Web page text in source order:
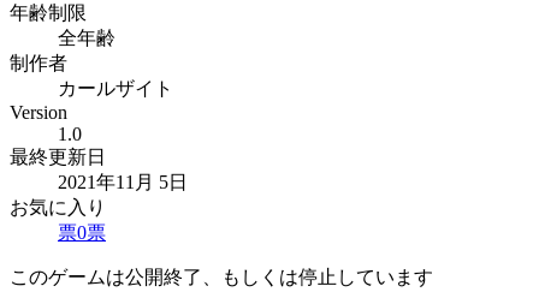
年齢制限
全年齢
制作者
カールザイト
Version
1.0
最終更新日
2021年11月 5日
お気に入り
票0票
このゲームは公開終了、もしくは停止しています